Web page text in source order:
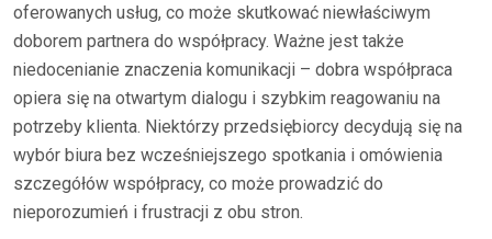
oferowanych usług, co może skutkować niewłaściwym
doborem partnera do współpracy. Ważne jest także
niedocenianie znaczenia komunikacji – dobra współpraca
opiera się na otwartym dialogu i szybkim reagowaniu na
potrzeby klienta. Niektórzy przedsiębiorcy decydują się na
wybór biura bez wcześniejszego spotkania i omówienia
szczegółów współpracy, co może prowadzić do
nieporozumień i frustracji z obu stron.